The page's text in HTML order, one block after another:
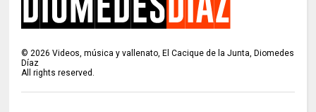
© 2026 Videos, música y vallenato, El Cacique de la Junta, Diomedes
Díaz
All rights reserved.